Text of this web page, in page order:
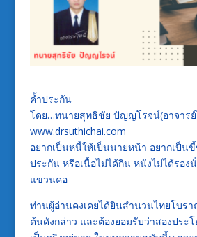
ค้ำประกัน
โดย…ทนายสุทธิชัย ปัญญโรจน์(อาจาร
www.drsuthichai.com
อยากเป็นหนี้ให้เป็นนายหน้า อยากเป็น
ประกัน หรือเนื้อไม่ได้กิน หนังไม่ได้รอง
แขวนคอ
ท่านผู้อ่านคงเคยได้ยินสำนวนไทยโบร
ต้นดังกล่าว และต้องยอมรับว่าสองประ